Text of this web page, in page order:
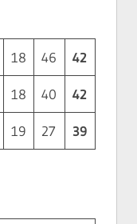
18 46 42
18 40 42
19 27 39